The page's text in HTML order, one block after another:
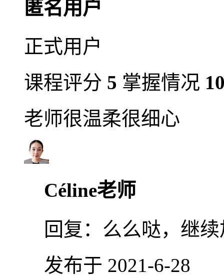
匿名用户
正式用户
课程评分 5 掌握情况
老师很温柔很细心
Céline老师
回复： 么么哒，继
发布于 2021-6-28